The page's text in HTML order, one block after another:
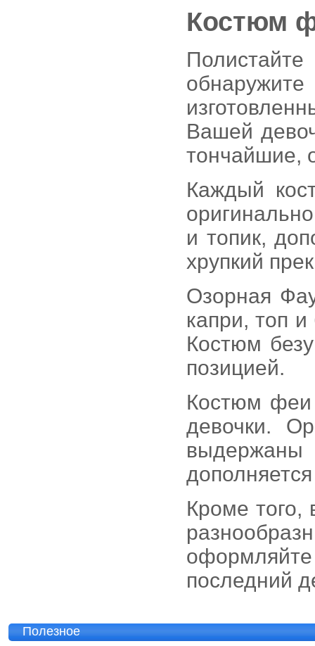
Костюм
Вашей
тончайшие,
Каждый
и топик,
хрупкий
Озорная
капри, топ
Костюм
позицией.
Костюм феи
девочки.
Кроме того,
оформляйте
последний
Полезное